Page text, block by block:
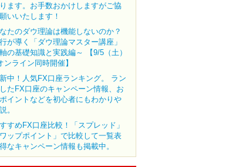
ます。お手数おかけしますがご協
いいたします！
たのダウ理論は機能しないのか？
が導く「ダウ理論マスター講座」
の基礎知識と実践編～ 【9/5（土）
ンライン同時開催】
中！人気FX口座ランキング。 ラン
たFX口座のキャンペーン情報、お
イントなどを初心者にもわかりや
。
すめFX口座比較！「スプレッド」
ップポイント」で比較して一覧表
なキャンペーン情報も掲載中。